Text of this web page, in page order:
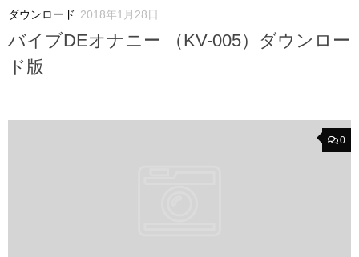
ダウンロード 2018年1月28日
バイブDEオナニー （KV-005）ダウンロー
ド版
0